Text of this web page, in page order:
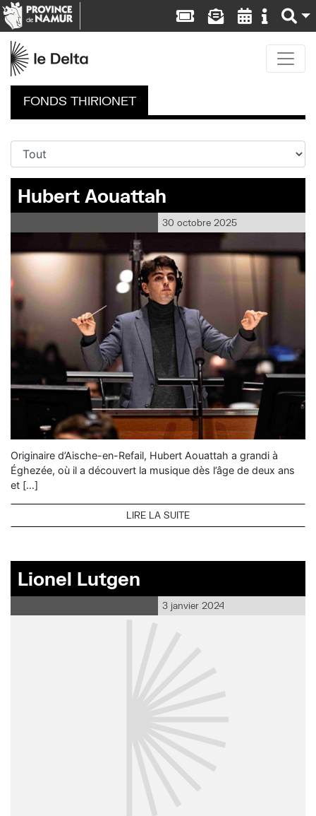
FONDS THIRIONET
Hubert Aouattah
30 octobre 2025
Originaire d’Aische-en-Refail, Hubert Aouattah a grandi à
Éghezée, où il a découvert la musique dès l’âge de deux ans
et […]
LIRE LA SUITE
Lionel Lutgen
3 janvier 2024